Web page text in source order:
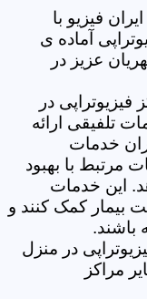
فیزیو با
آماده ی
عزیز در
در
تلفیقی ارائه
خدمات
مرتبط با بهبود
این خدمات
بیمار کمک کنند و
باشند.
در منزل
مراکز